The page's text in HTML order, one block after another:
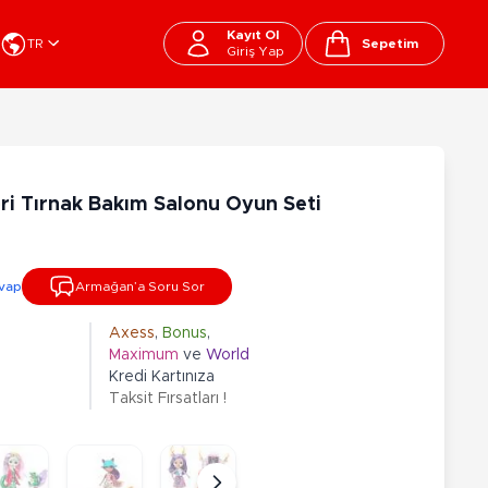
Bloklar
Hava - Spor - Deniz
Beslenme Çantası
Okul Araç Gereçleri
Matara
Fonksiyonel Peluşlar
Lisanslı Peluşlar
10-12 Yaş
TR
Kayıt Ol
Giriş Yap
Cart
Sepetim
Tırnak Bakım Salonu Oyun Seti
Armağan’a Soru Sor
Axess, Bonus,
Maximum ve World
Kredi Kartınıza
Taksit Fırsatları !